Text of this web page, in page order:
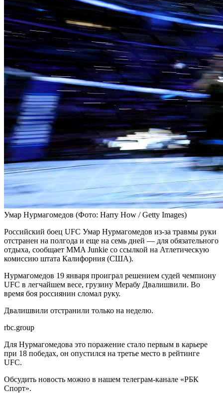
Умар Нурмагомедов (Фото: Harry How / Getty Images)
Российский боец UFC Умар Нурмагомедов из-за травмы руки
отстранен на полгода и еще на семь дней — для обязательного
отдыха, сообщает MMA Junkie со ссылкой на Атлетическую
комиссию штата Калифорния (США).
Нурмагомедов 19 января проиграл решением судей чемпиону
UFC в легчайшем весе, грузину Мерабу Двалишвили. Во
время боя россиянин сломал руку.
Двалишвили отстранили только на неделю.
rbc.group
Для Нурмагомедова это поражение стало первым в карьере
при 18 победах, он опустился на третье место в рейтинге
UFC.
Обсудить новость можно в нашем телеграм-канале «РБК
Спорт».